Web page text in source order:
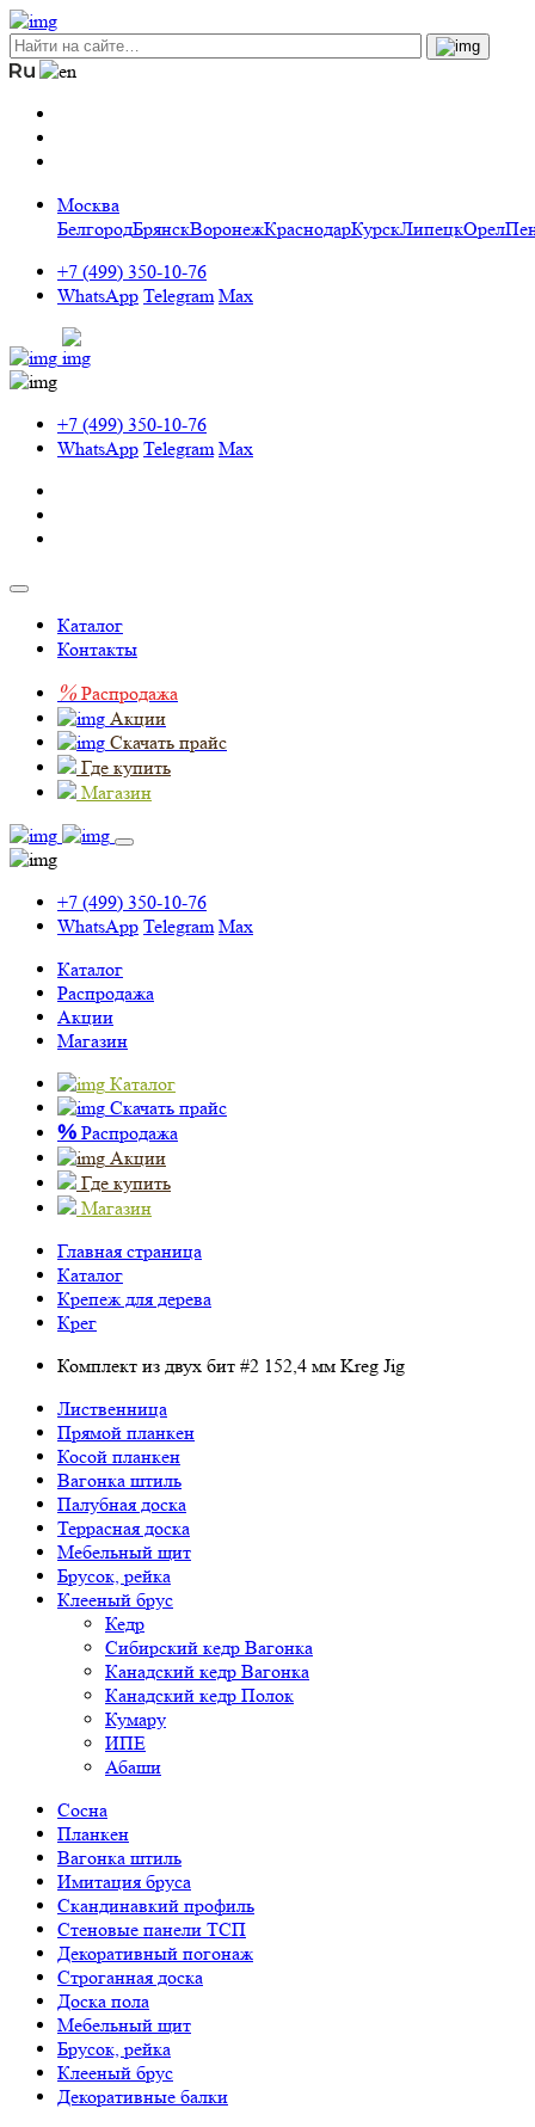
Москва
БелгородБрянскВоронежКраснодарКурскЛипецкОрел
+7 (499) 350-10-76
WhatsApp Telegram Max
+7 (499) 350-10-76
WhatsApp Telegram Max
Каталог
Контакты
% Распродажа
Акции
Скачать прайс
Где купить
Магазин
+7 (499) 350-10-76
WhatsApp Telegram Max
Каталог
Распродажа
Акции
Магазин
Каталог
Скачать прайс
% Распродажа
Акции
Где купить
Магазин
Главная страница
Каталог
Крепеж для дерева
Крег
Комплект из двух бит #2 152,4 мм Kreg Jig
Лиственница
Прямой планкен
Косой планкен
Вагонка штиль
Палубная доска
Террасная доска
Мебельный щит
Брусок, рейка
Клееный брус
Кедр
Сибирский кедр Вагонка
Канадский кедр Вагонка
Канадский кедр Полок
Кумару
ИПЕ
Абаши
Сосна
Планкен
Вагонка штиль
Имитация бруса
Скандинавкий профиль
Стеновые панели ТСП
Декоративный погонаж
Строганная доска
Доска пола
Мебельный щит
Брусок, рейка
Клееный брус
Декоративные балки